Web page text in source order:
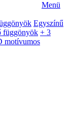
Menü
Egyszínű
függönyök + 3
motívumos